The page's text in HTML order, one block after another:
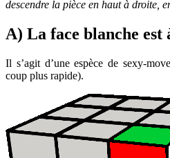
descendre la pièce en haut à droite,
A) La face blanche est
Il s’agit d’une espèce de sexy-
coup plus rapide).